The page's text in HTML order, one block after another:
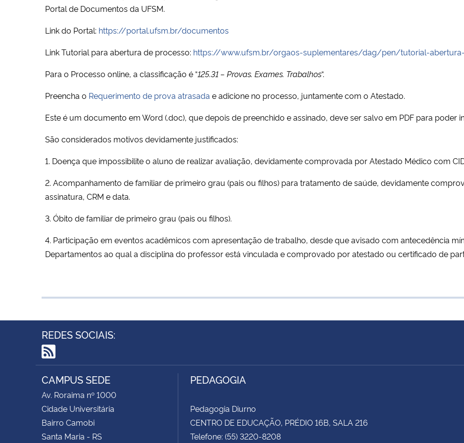
Portal de Documentos da UFSM.
Link do Portal: https://portal.ufsm.br/documentos
Link Tutorial para abertura de processo: https://www.ufsm.br/orgaos-suplementares/dag/pen/tutorial-
Para o Processo online, a classificação é “125.31 – Provas. Exames. Trabalhos“.
Preencha o Requerimento de prova atrasada e adicione no processo, juntamente com o Atestado.
Este é um documento em Word (.doc), que depois de preenchido e assinado, deve ser salvo em PDF para poder
São considerados motivos devidamente justificados:
1. Doença que impossibilite o aluno de realizar avaliação, devidamente comprovada por Atestado Médico com
2. Acompanhamento de familiar de primeiro grau (pais ou filhos) para tratamento de saúde, devidamente
assinatura, CRM e data.
3. Óbito de familiar de primeiro grau (pais ou filhos).
4. Participação em eventos acadêmicos com apresentação de trabalho, desde que avisado com antecedência
Departamentos ao qual a disciplina do professor está vinculada e comprovado por atestado ou certificado de
REDES SOCIAIS:
RSS
CAMPUS SEDE
Av. Roraima nº 1000
Cidade Universitária
Bairro Camobi
Santa Maria - RS
PEDAGOGIA
Pedagogia Diurno
CENTRO DE EDUCAÇÃO, PRÉDIO 16B, SALA 216
Telefone: (55) 3220-8208